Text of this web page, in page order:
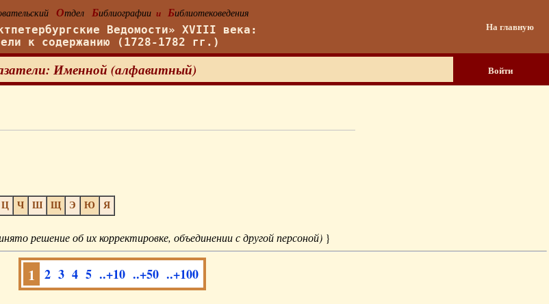
Отдел Библиографии и Библиотековедения
Ведомости» XVIII века:
к содержанию (1728-1782 гг.)
На главную
Именной (алфавитный) Войти
Ц Ч Ш Щ Э Ю Я
решение об их корректировке, объединении с другой персоной) }
1 2 3 4 5 ..+10 ..+50 ..+100